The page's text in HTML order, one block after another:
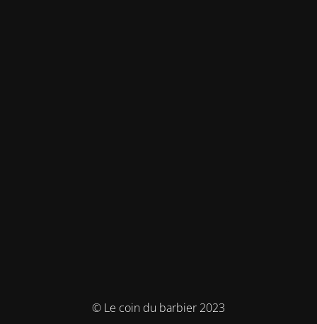
© Le coin du barbier 2023